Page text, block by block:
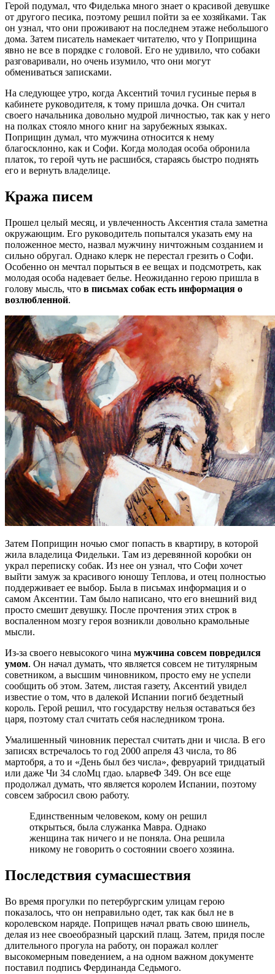
Герой подумал, что Фиделька много знает о красивой девушке
от другого песика, поэтому решил пойти за ее хозяйками. Так
он узнал, что они проживают на последнем этаже небольшого
дома. Затем писатель намекает читателю, что у Поприщина
явно не все в порядке с головой. Его не удивило, что собаки
разговаривали, но очень изумило, что они могут
обмениваться записками.
На следующее утро, когда Аксентий точил гусиные перья в
кабинете руководителя, к тому пришла дочка. Он считал
своего начальника довольно мудрой личностью, так как у него
на полках стояло много книг на зарубежных языках.
Поприщин думал, что мужчина относится к нему
благосклонно, как и Софи. Когда молодая особа обронила
платок, то герой чуть не расшибся, стараясь быстро поднять
его и вернуть владелице.
Кража писем
Прошел целый месяц, и увлеченность Аксентия стала заметна
окружающим. Его руководитель попытался указать ему на
положенное место, назвал мужчину ничтожным созданием и
сильно обругал. Однако клерк не перестал грезить о Софи.
Особенно он мечтал порыться в ее вещах и подсмотреть, как
молодая особа надевает белье. Неожиданно герою пришла в
голову мысль, что в письмах собак есть информация о
возлюбленной.
Затем Поприщин ночью смог попасть в квартиру, в которой
жила владелица Фидельки. Там из деревянной коробки он
украл переписку собак. Из нее он узнал, что Софи хочет
выйти замуж за красивого юношу Теплова, и отец полностью
поддерживает ее выбор. Была в письмах информация и о
самом Аксентии. Там было написано, что его внешний вид
просто смешит девушку. После прочтения этих строк в
воспаленном мозгу героя возникли довольно крамольные
мысли.
Из-за своего невысокого чина мужчина совсем повредился
умом. Он начал думать, что является совсем не титулярным
советником, а высшим чиновником, просто ему не успели
сообщить об этом. Затем, листая газету, Аксентий увидел
известие о том, что в далекой Испании погиб бездетный
король. Герой решил, что государству нельзя оставаться без
царя, поэтому стал считать себя наследником трона.
Умалишенный чиновник перестал считать дни и числа. В его
записях встречалось то год 2000 апреля 43 числа, то 86
мартобря, а то и «День был без числа», февруарий тридцатый
или даже Чи 34 слоМц гдао. ьларвеФ 349. Он все еще
продолжал думать, что является королем Испании, поэтому
совсем забросил свою работу.
Единственным человеком, кому он решил
открыться, была служанка Мавра. Однако
женщина так ничего и не поняла. Она решила
никому не говорить о состоянии своего хозяина.
Последствия сумасшествия
Во время прогулки по петербургским улицам герою
показалось, что он неправильно одет, так как был не в
королевском наряде. Поприщев начал рвать свою шинель,
делая из нее своеобразный царский плащ. Затем, придя после
длительного прогула на работу, он поражал коллег
высокомерным поведением, а на одном важном документе
поставил подпись Фердинанда Седьмого.